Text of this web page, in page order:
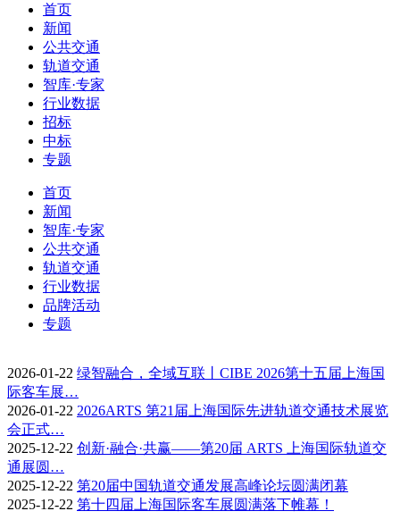
首页
新闻
公共交通
轨道交通
智库·专家
行业数据
招标
中标
专题
首页
新闻
智库·专家
公共交通
轨道交通
行业数据
品牌活动
专题
2026-01-22 绿智融合，全域互联丨CIBE 2026第十五届上海国
际客车展…
2026-01-22 2026ARTS 第21届上海国际先进轨道交通技术展览
会正式…
2025-12-22 创新·融合·共赢——第20届 ARTS 上海国际轨道交
通展圆…
2025-12-22 第20届中国轨道交通发展高峰论坛圆满闭幕
2025-12-22 第十四届上海国际客车展圆满落下帷幕！